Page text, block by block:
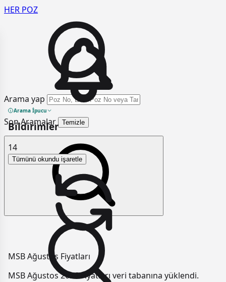
HER POZ
Arama yap
Arama İpucu
Son Aramalar Temizle
Bildirimler
14
Tümünü okundu işaretle
MSB Ağustos Fiyatları
MSB Ağustos 2026 Fiyatları veri tabanına yüklendi.